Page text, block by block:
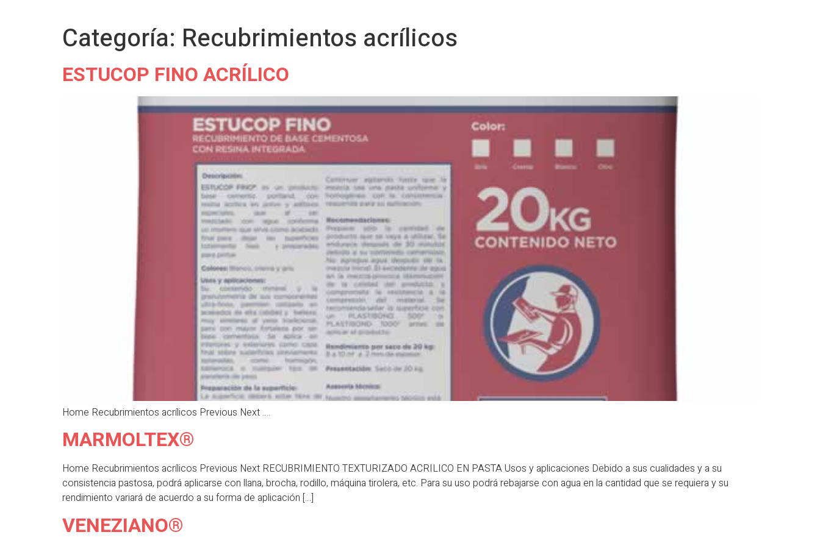
Categoría: Recubrimientos acrílicos
ESTUCOP FINO ACRÍLICO
Home Recubrimientos acrílicos Previous Next ….
MARMOLTEX®
Home Recubrimientos acrílicos Previous Next RECUBRIMIENTO TEXTURIZADO ACRILICO EN PASTA Usos y aplicaciones Debido a sus cualidades y a su
consistencia pastosa, podrá aplicarse con llana, brocha, rodillo, máquina tirolera, etc. Para su uso podrá rebajarse con agua en la cantidad que se requiera y su
rendimiento variará de acuerdo a su forma de aplicación […]
VENEZIANO®